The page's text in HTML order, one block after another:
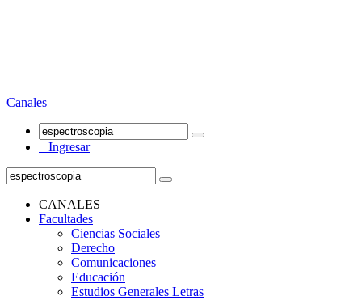
Canales
Ingresar
CANALES
Facultades
Ciencias Sociales
Derecho
Comunicaciones
Educación
Estudios Generales Letras